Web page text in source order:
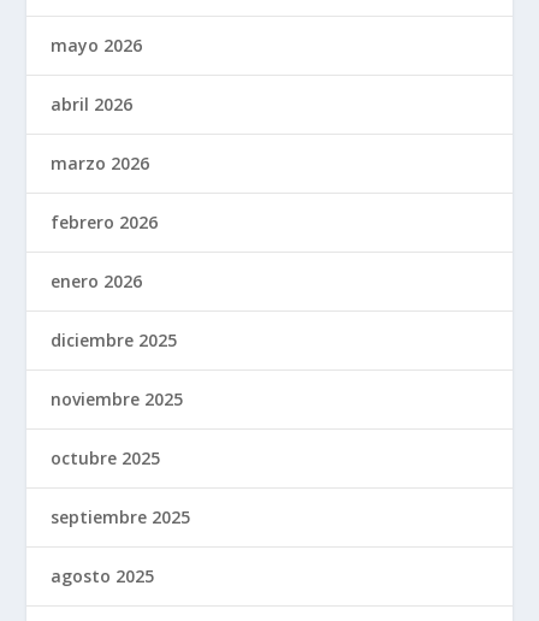
mayo 2026
abril 2026
marzo 2026
febrero 2026
enero 2026
diciembre 2025
noviembre 2025
octubre 2025
septiembre 2025
agosto 2025